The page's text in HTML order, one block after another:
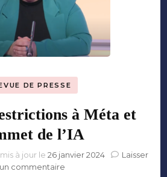
DE PRESSE
à Méta et
de l’IA
mis à jour le 26 janvier 2024
Laisser
un commentairesur